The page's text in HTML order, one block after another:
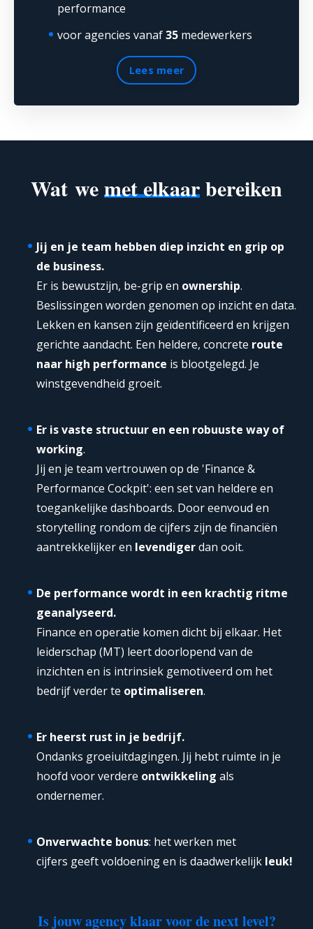
performance
voor agencies vanaf35 medewerkers
Lees meer
Wat wemet elkaarbereiken
Jij en je team hebben diep inzicht en grip op
de business.
Er is bewustzijn, be-grip en ownership.
Beslissingen worden genomen op inzicht en data.
Lekken en kansen zijn geïdentificeerd en krijgen
gerichte aandacht. Een heldere, concrete route
naar high performance is blootgelegd. Je
winstgevendheid groeit.
Er is vaste structuur en een robuuste way of
working.
Jij en je team vertrouwen op de 'Finance &
Performance Cockpit': een set van heldere en
toegankelijke dashboards. Door eenvoud en
storytelling rondom de cijfers zijn de financiën
aantrekkelijker en levendigerdan ooit.
De performance wordt in een krachtig ritme
geanalyseerd.
Finance en operatie komen dicht bij elkaar. Het
leiderschap (MT) leert doorlopend van de
inzichten en is intrinsiek gemotiveerd om het
bedrijf verder te optimaliseren.
Er heerst rust in je bedrijf.
Ondanks groeiuitdagingen. Jij hebt ruimte in je
hoofd voor verdere ontwikkeling als
ondernemer.
Onverwachte bonus: het werken met
cijfers geeft voldoening en is daadwerkelijk leuk!
Is jouw agency klaar voor de next level?